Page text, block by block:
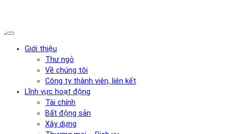
Giới thiệu
Thư ngỏ
Về chúng tôi
Công ty thành viên, liên kết
Lĩnh vực hoạt động
Tài chính
Bất động sản
Xây dựng